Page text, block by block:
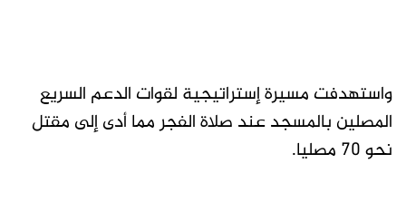
واستهدفت مسيرة إستراتيجية لقوات الدعم السريع
المصلين بالمسجد عند صلاة الفجر مما أدى إلى مقتل
نحو 70 مصليا.